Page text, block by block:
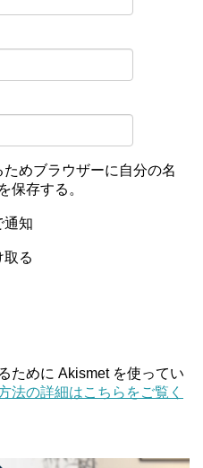
めブラウザーに自分の名
保存する。
通知
取る
ために Akismet を使ってい
法の詳細はこちらをご覧く